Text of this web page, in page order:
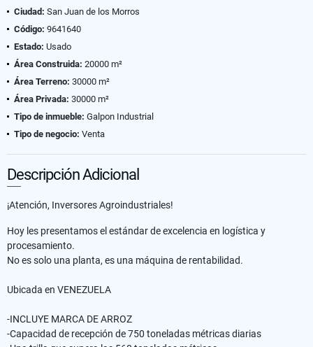
Ciudad: San Juan de los Morros
Código: 9641640
Estado: Usado
Área Construida: 20000 m²
Área Terreno: 30000 m²
Área Privada: 30000 m²
Tipo de inmueble: Galpon Industrial
Tipo de negocio: Venta
Descripción Adicional
¡Atención, Inversores Agroindustriales!
Hoy les presentamos el estándar de excelencia en logística y
procesamiento.
No es solo una planta, es una máquina de rentabilidad.
Ubicada en VENEZUELA
-INCLUYE MARCA DE ARROZ
-Capacidad de recepción de 750 toneladas métricas diarias